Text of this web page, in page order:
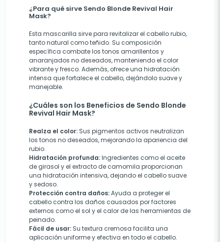
¿Para qué sirve Sendo Blonde Revival Hair
Mask?
Esta mascarilla sirve para revitalizar el cabello rubio,
tanto natural como teñido. Su composición
específica combate los tonos amarillentos y
anaranjados no deseados, manteniendo el color
vibrante y fresco. Además, ofrece una hidratación
intensa que fortalece el cabello, dejándolo suave y
manejable.
¿Cuáles son los Beneficios de Sendo Blonde
Revival Hair Mask?
Realza el color: Sus pigmentos activos neutralizan
los tonos no deseados, mejorando la apariencia del
rubio.
Hidratación profunda:Ingredientes como el aceite
de girasol y el extracto de camomila proporcionan
una hidratación intensiva, dejando el cabello suave
y sedoso.
Protección contra daños:Ayuda a proteger el
cabello contra los daños causados por factores
externos como el sol y el calor de las herramientas de
peinado.
Fácil de usar: Su textura cremosa facilita una
aplicación uniforme y efectiva en todo el cabello.